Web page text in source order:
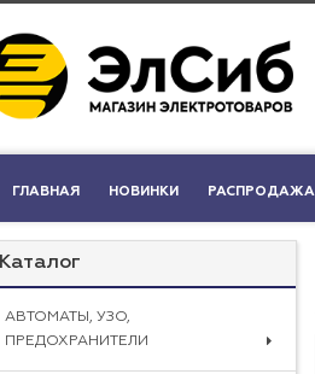
ГЛАВНАЯ НОВИНКИ РАСПРОДАЖА
Каталог
АВТОМАТЫ, УЗО,
ПРЕДОХРАНИТЕЛИ